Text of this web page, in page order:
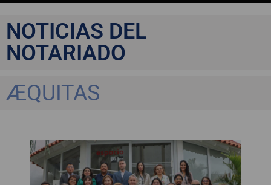
NOTICIAS DEL
NOTARIADO
ÆQUITAS